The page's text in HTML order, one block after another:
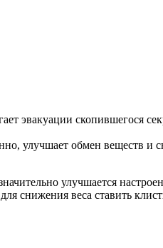
эвакуации скопившегося
улучшает обмен веществ и
улучшается
снижения веса ставить